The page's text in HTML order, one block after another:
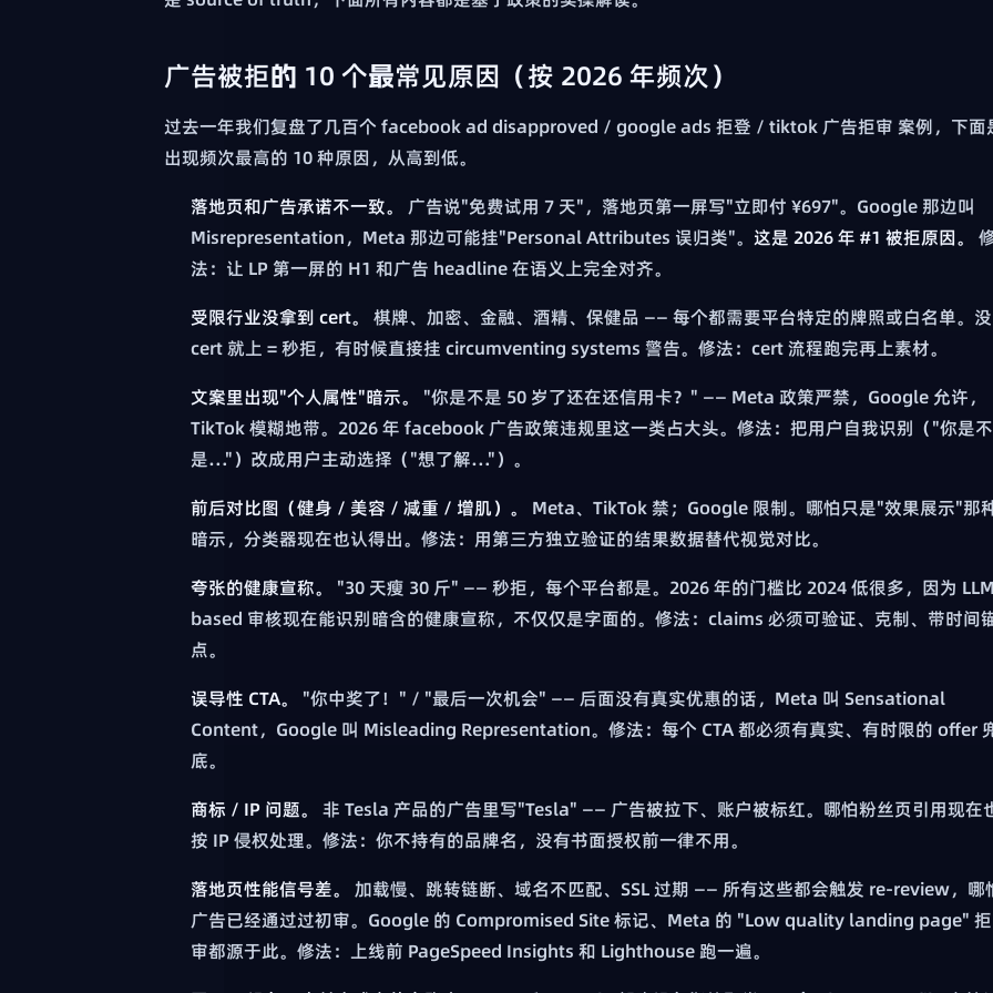
广告被拒的 10 个最常见原因（按 2026 年频次）
过去一年我们复盘了几百个 facebook ad disapproved / google ads 拒登 / tiktok 广告拒审 案例，下面
出现频次最高的 10 种原因，从高到低。
落地页和广告承诺不一致。
广告说"免费试用 7 天"，落地页第一屏写"立即付 ¥697"。Google 那边叫
Misrepresentation，Meta 那边可能挂"Personal Attributes 误归类"。 这是 2026 年 #1 被拒原因。
法：让 LP 第一屏的 H1 和广告 headline 在语义上完全对齐。
受限行业没拿到 cert。
棋牌、加密、金融、酒精、保健品 —— 每个都需要平台特定的牌照或白名单。没
cert 就上 = 秒拒，有时候直接挂 circumventing systems 警告。修法：cert 流程跑完再上素材。
文案里出现"个人属性"暗示。
"你是不是 50 岁了还在还信用卡？" —— Meta 政策严禁，Google 允许，
TikTok 模糊地带。2026 年 facebook 广告政策违规里这一类占大头。修法：把用户自我识别（"你是不
是…"）改成用户主动选择（"想了解…"）。
前后对比图（健身 / 美容 / 减重 / 增肌）。
Meta、TikTok 禁；Google 限制。哪怕只是"效果展示"那
暗示，分类器现在也认得出。修法：用第三方独立验证的结果数据替代视觉对比。
夸张的健康宣称。
"30 天瘦 30 斤" —— 秒拒，每个平台都是。2026 年的门槛比 2024 低很多，因为
based 审核现在能识别暗含的健康宣称，不仅仅是字面的。修法：claims 必须可验证、克制、带时间
点。
误导性 CTA。
"你中奖了！" / "最后一次机会" —— 后面没有真实优惠的话，Meta 叫 Sensational
Content，Google 叫 Misleading Representation。修法：每个 CTA 都必须有真实、有时限的 offer
底。
商标 / IP 问题。
非 Tesla 产品的广告里写"Tesla" —— 广告被拉下、账户被标红。哪怕粉丝页引用现在
按 IP 侵权处理。修法：你不持有的品牌名，没有书面授权前一律不用。
落地页性能信号差。
加载慢、跳转链断、域名不匹配、SSL 过期 —— 所有这些都会触发 re-review，哪
广告已经通过过初审。Google 的 Compromised Site 标记、Meta 的 "Low quality landing page" 拒
审都源于此。修法：上线前 PageSpeed Insights 和 Lighthouse 跑一遍。